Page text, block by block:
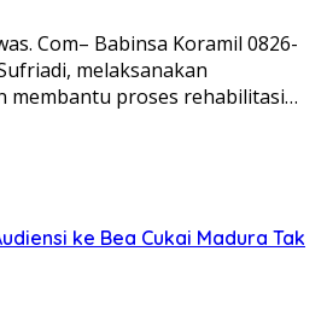
Com– Babinsa Koramil 0826-
melaksanakan
membantu proses rehabilitasi…
ke Bea Cukai Madura Tak